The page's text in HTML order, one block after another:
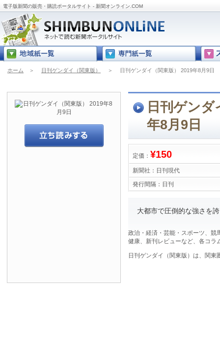
電子版新聞の販売・購読ポータルサイト - 新聞オンライン.COM
ホーム ＞ 日刊ゲンダイ（関東版） ＞ 日刊ゲンダイ（関東版） 2019年8月9日
日刊ゲン
年8月9日
定価： ¥150
新聞社： 日刊現代
発行間隔： 日刊
大都市で圧倒的な強さを
政治・経済・芸能・スポーツ、競
健康、新刊レビューなど、各コラ
日刊ゲンダイ（関東版）は、関